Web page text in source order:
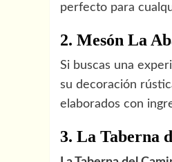
perfecto para
2. Mesón La
Si buscas una
su decoración
elaborados con
3. La Taberna